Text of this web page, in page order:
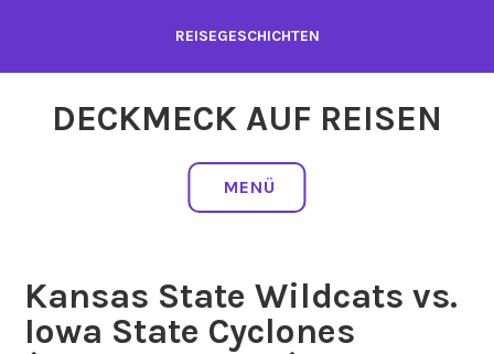
springen
REISEGESCHICHTEN
DECKMECK AUF REISEN
MENÜ
Kansas State Wildcats vs.
Iowa State Cyclones